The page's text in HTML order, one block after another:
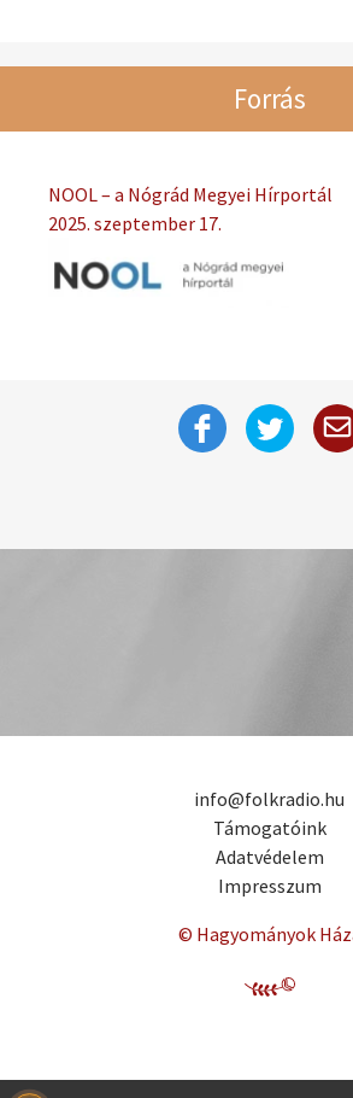
Forrás
NOOL – a Nógrád Megyei Hírportál
2025. szeptember 17.
info@folkradio.hu
Támogatóink
Adatvédelem
Impresszum
© Hagyományok